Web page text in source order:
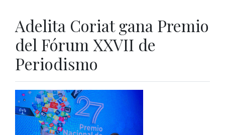
Adelita Coriat gana Premio
del Fórum XXVII de
Periodismo